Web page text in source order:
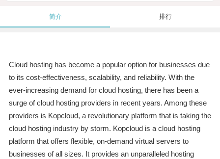
简介 排行
Cloud hosting has become a popular option for businesses due
to its cost-effectiveness, scalability, and reliability. With the
ever-increasing demand for cloud hosting, there has been a
surge of cloud hosting providers in recent years. Among these
providers is Kopcloud, a revolutionary platform that is taking the
cloud hosting industry by storm. Kopcloud is a cloud hosting
platform that offers flexible, on-demand virtual servers to
businesses of all sizes. It provides an unparalleled hosting